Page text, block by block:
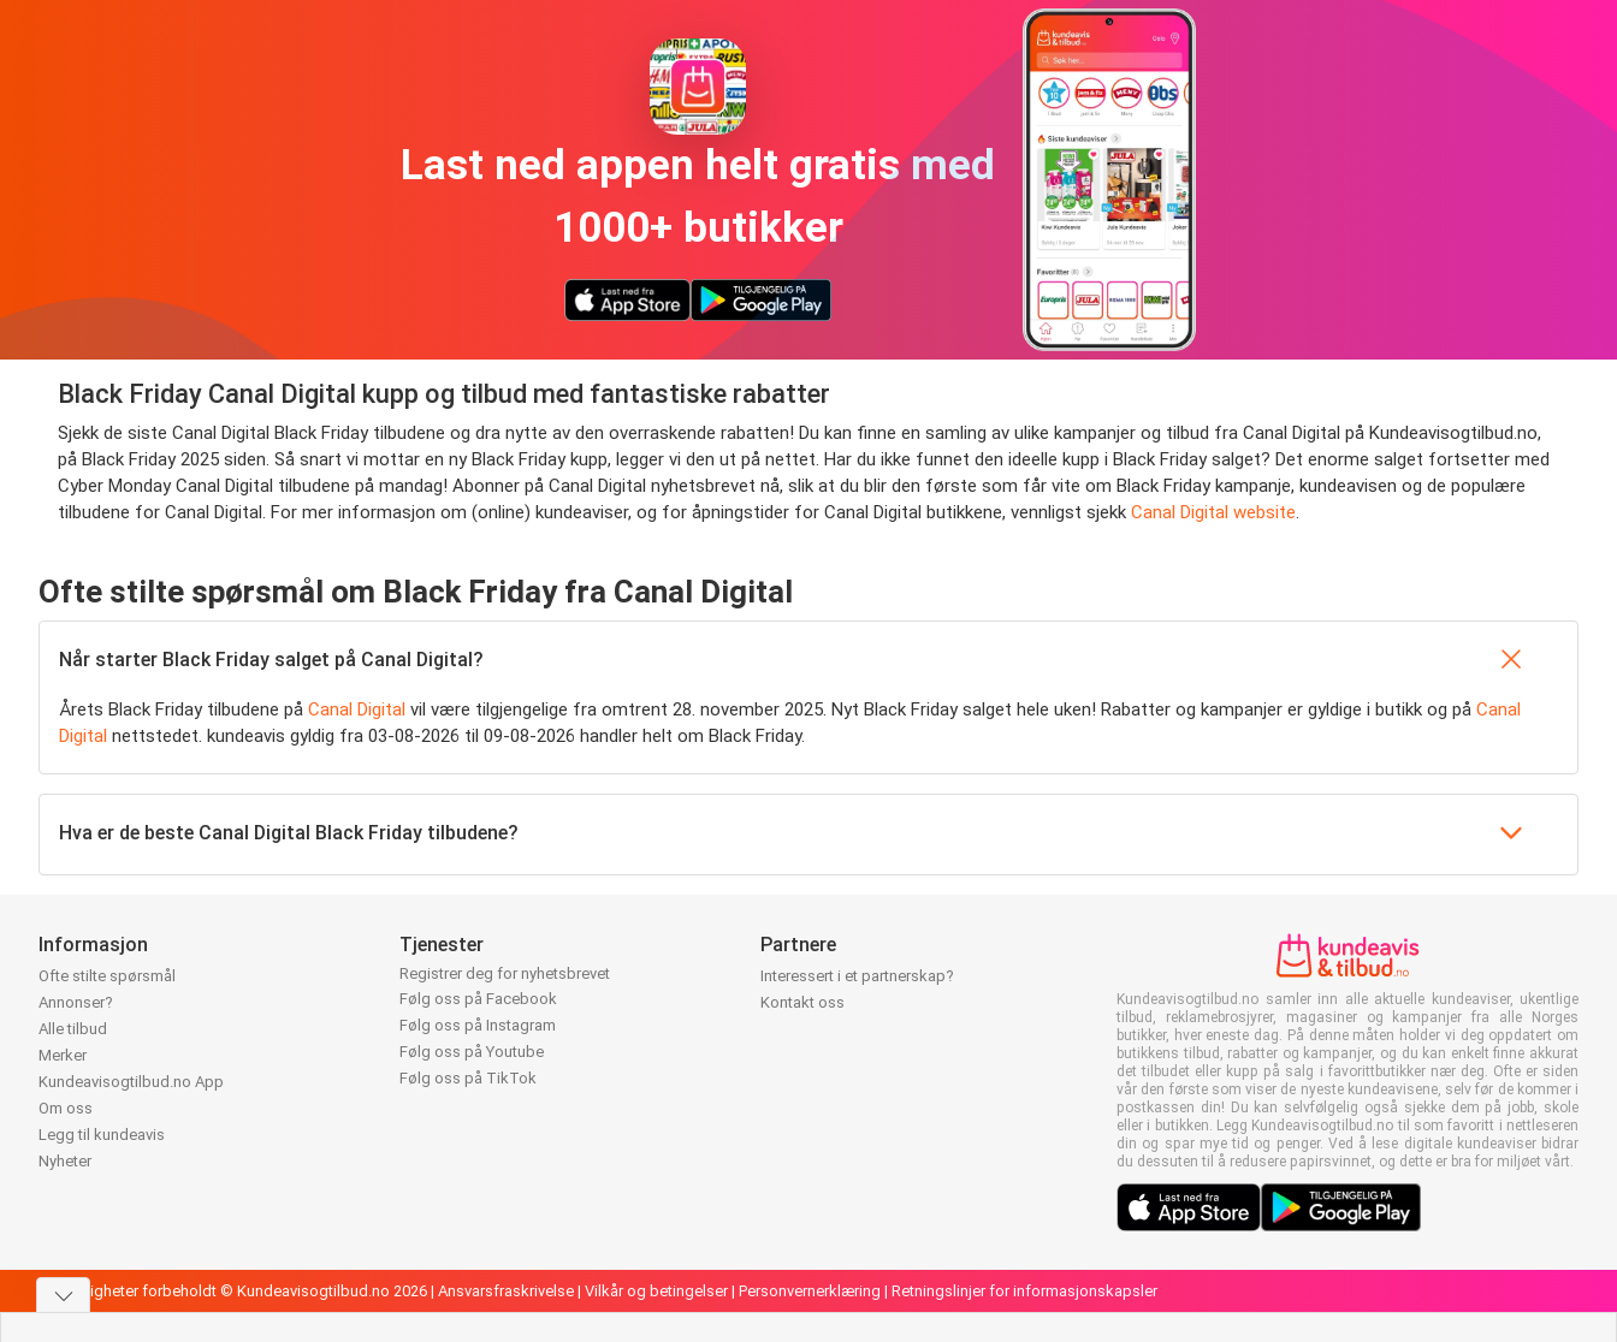
Last ned appen helt gratis med
1000+ butikker
Black Friday Canal Digital kupp og tilbud med fantastiske rabatter
Sjekk de siste Canal Digital Black Friday tilbudene og dra nytte av den overraskende rabatten! Du kan finne en samling av ulike kampanjer og tilbud fra Canal Digital på Kundeavisogtilbud.no,
på Black Friday 2025 siden. Så snart vi mottar en ny Black Friday kupp, legger vi den ut på nettet. Har du ikke funnet den ideelle kupp i Black Friday salget? Det enorme salget fortsetter med
Cyber Monday Canal Digital tilbudene på mandag! Abonner på Canal Digital nyhetsbrevet nå, slik at du blir den første som får vite om Black Friday kampanje, kundeavisen og de populære
tilbudene for Canal Digital. For mer informasjon om (online) kundeaviser, og for åpningstider for Canal Digital butikkene, vennligst sjekk Canal Digital website.
Ofte stilte spørsmål om Black Friday fra Canal Digital
Når starter Black Friday salget på Canal Digital?
Årets Black Friday tilbudene på Canal Digital vil være tilgjengelige fra omtrent 28. november 2025. Nyt Black Friday salget hele uken! Rabatter og kampanjer er gyldige i butikk og på Canal
Digital nettstedet. kundeavis gyldig fra 03-08-2026 til 09-08-2026 handler helt om Black Friday.
Hva er de beste Canal Digital Black Friday tilbudene?
Informasjon
Ofte stilte spørsmål
Annonser?
Alle tilbud
Merker
Kundeavisogtilbud.no App
Om oss
Legg til kundeavis
Nyheter
Tjenester
Registrer deg for nyhetsbrevet
Følg oss på Facebook
Følg oss på Instagram
Følg oss på Youtube
Følg oss på TikTok
Partnere
Interessert i et partnerskap?
Kontakt oss
Kundeavisogtilbud.no samler inn alle aktuelle kundeaviser, ukentlige
tilbud, reklamebrosjyrer, magasiner og kampanjer fra alle Norges
butikker, hver eneste dag. På denne måten holder vi deg oppdatert om
butikkens tilbud, rabatter og kampanjer, og du kan enkelt finne akkurat
det tilbudet eller kupp på salg i favorittbutikker nær deg. Ofte er siden
vår den første som viser de nyeste kundeavisene, selv før de kommer i
postkassen din! Du kan selvfølgelig også sjekke dem på jobb, skole
eller i butikken. Legg Kundeavisogtilbud.no til som favoritt i nettleseren
din og spar mye tid og penger. Ved å lese digitale kundeaviser bidrar
du dessuten til å redusere papirsvinnet, og dette er bra for miljøet vårt.
Alle rettigheter forbeholdt © Kundeavisogtilbud.no 2026 | Ansvarsfraskrivelse | Vilkår og betingelser| Personvernerklæring | Retningslinjer for informasjonskapsler